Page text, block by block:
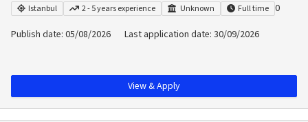
Istanbul 2 - 5 years experience Unknown Full time 0
Publish date: 05/08/2026 Last application date: 30/09/2026
View & Apply